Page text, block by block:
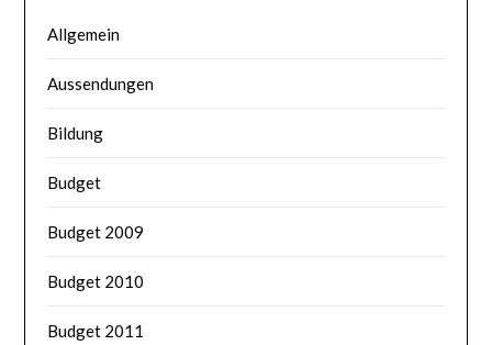
Allgemein
Aussendungen
Bildung
Budget
Budget 2009
Budget 2010
Budget 2011